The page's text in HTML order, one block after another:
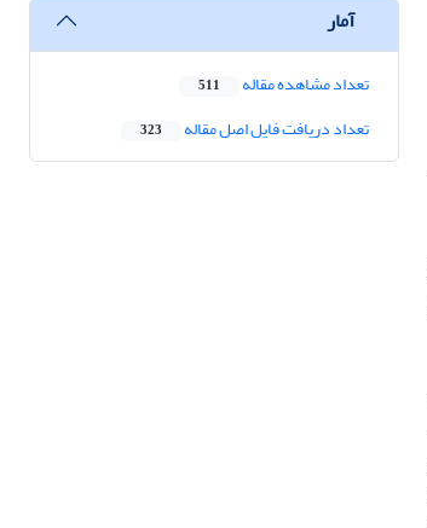
آمار
تعداد مشاهده مقاله 511
تعداد دریافت فایل اصل مقاله 323